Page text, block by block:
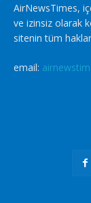
AirNewsTimes,
ve izinsiz olarak
sitenin tüm
email: